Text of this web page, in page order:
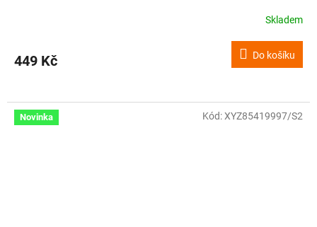
Skladem
449 Kč Do košíku
Novinka Kód:XYZ85419997/S2